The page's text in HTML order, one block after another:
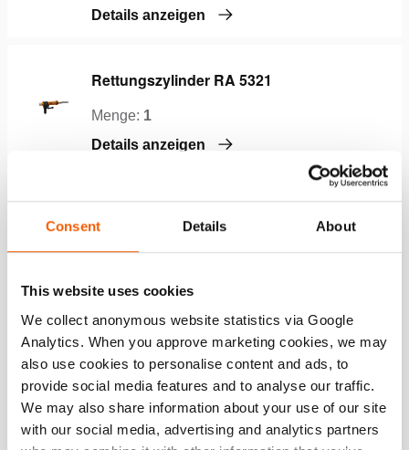
Consent Details About
This website uses cookies
We collect anonymous website statistics via Google
Analytics. When you approve marketing cookies, we may
also use cookies to personalise content and ads, to
provide social media features and to analyse our traffic.
We may also share information about your use of our site
with our social media, advertising and analytics partners
Details anzeigen
Rettungszylinder RA 5321
Menge: 1
Details anzeigen
Verlängerungsrohr RAE 06
1
Details anzeigen